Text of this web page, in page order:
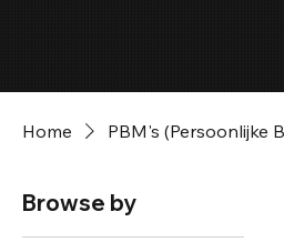
Home PBM's (Persoonlijke
Browse by